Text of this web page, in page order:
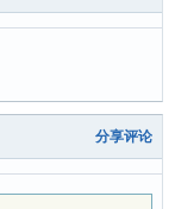
分享评论